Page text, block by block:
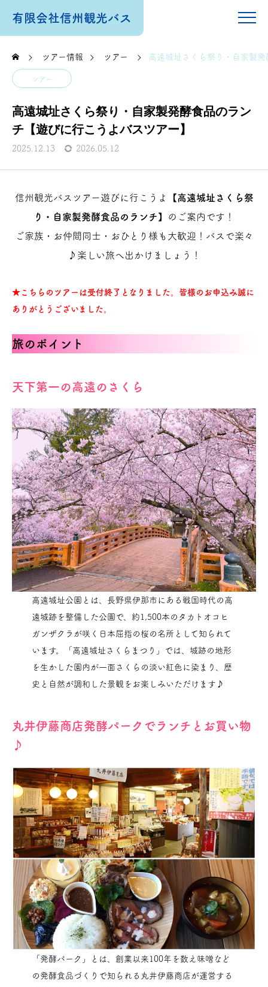
有限会社信州観光バス
ツアー情報 ツアー 高遠城址さくら祭り・自家製
ツアー
高遠城址さくら祭り・自家製発酵食品のラン
チ【遊びに行こうよバスツアー】
2025.12.13 2026.05.12
信州観光バスツアー遊びに行こうよ【高遠城址さくら祭
り・自家製発酵食品のランチ】のご案内です！
ご家族・お仲間同士・おひとり様も大歓迎！バスで楽々
♪楽しい旅へ出かけましょう！
★こちらのツアーは受付終了となりました。皆様のお申込み誠に
ありがとうございました。
旅のポイント
天下第一の高遠のさくら
高遠城址公園とは、長野県伊那市にある戦国時代の高
遠城跡を整備した公園で、約1,500本のタカトオコヒ
ガンザクラが咲く日本屈指の桜の名所として知られて
います。「高遠城址さくらまつり」では、城跡の地形
を生かした園内が一面さくらの淡い紅色に染まり、歴
史と自然が調和した景観をお楽しみいただけます♪
丸井伊藤商店発酵パークでランチとお買い物
♪
「発酵パーク」とは、創業以来100年を数え味噌など
の発酵食品づくりで知られる丸井伊藤商店が運営する